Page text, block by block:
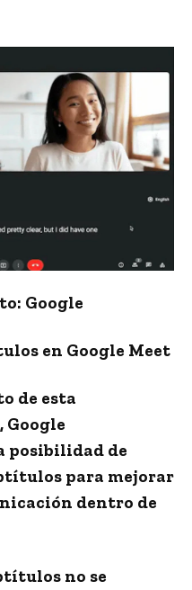
Google
en Google Meet
de esta
Google
posibilidad de
para mejorar
dentro de
no se